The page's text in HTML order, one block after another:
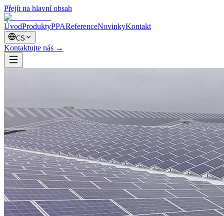
Přejít na hlavní obsah
ÚvodProduktyPPAReferenceNovinkyKontakt
CS
Kontaktujte nás →